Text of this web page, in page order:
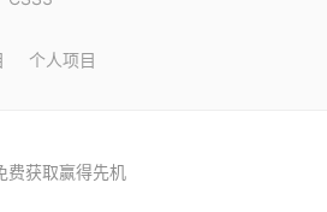
个人项目
费获取赢得先机